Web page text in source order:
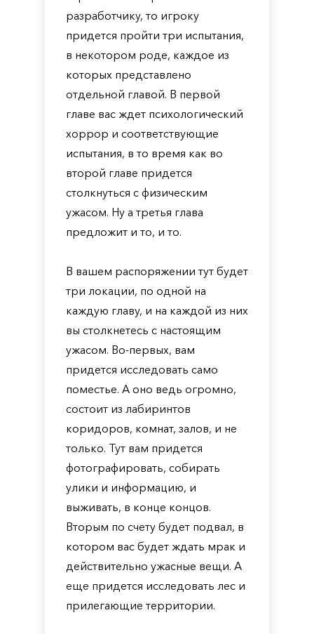
разработчику, то игроку
придется пройти три испытания,
в некотором роде, каждое из
которых представлено
отдельной главой. В первой
главе вас ждет психологический
хоррор и соответствующие
испытания, в то время как во
второй главе придется
столкнуться с физическим
ужасом. Ну а третья глава
предложит и то, и то.
В вашем распоряжении тут будет
три локации, по одной на
каждую главу, и на каждой из них
вы столкнетесь с настоящим
ужасом. Во-первых, вам
придется исследовать само
поместье. А оно ведь огромно,
состоит из лабиринтов
коридоров, комнат, залов, и не
только. Тут вам придется
фотографировать, собирать
улики и информацию, и
выживать, в конце концов.
Вторым по счету будет подвал, в
котором вас будет ждать мрак и
действительно ужасные вещи. А
еще придется исследовать лес и
прилегающие территории.